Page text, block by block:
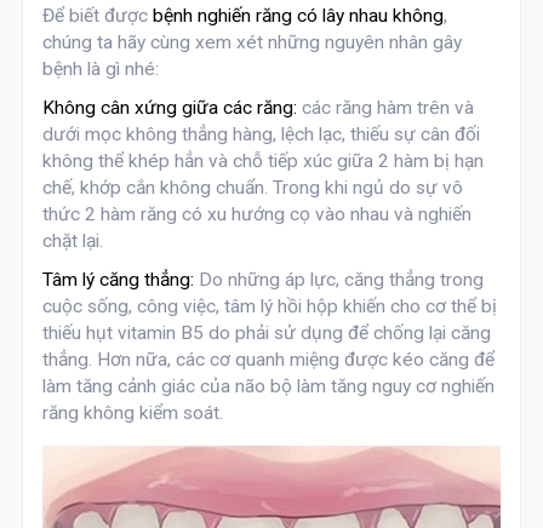
Để biết đượcbệnh nghiến răng có lây nhau không,
chúng ta hãy cùng xem xét những nguyên nhân gây
bệnh là gì nhé:
Không cân xứng giữa các răng: các răng hàm trên và
dưới mọc không thẳng hàng, lệch lạc, thiếu sự cân đối
không thể khép hẳn và chỗ tiếp xúc giữa 2 hàm bị hạn
chế, khớp cắn không chuẩn. Trong khi ngủ do sự vô
thức 2 hàm răng có xu hướng cọ vào nhau và nghiến
chặt lại.
Tâm lý căng thẳng: Do những áp lực, căng thẳng trong
cuộc sống, công việc, tâm lý hồi hộp khiến cho cơ thể bị
thiếu hụt vitamin B5 do phải sử dụng để chống lại căng
thẳng. Hơn nữa, các cơ quanh miệng được kéo căng để
làm tăng cảnh giác của não bộ làm tăng nguy cơ nghiến
răng không kiểm soát.